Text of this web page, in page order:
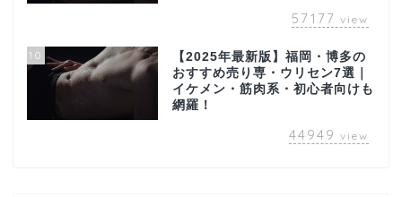
57177 view
10
【2025年最新版】福岡・博多の
おすすめ売り専・ウリセン7選｜
イケメン・筋肉系・初心者向けも
網羅！
44949 view